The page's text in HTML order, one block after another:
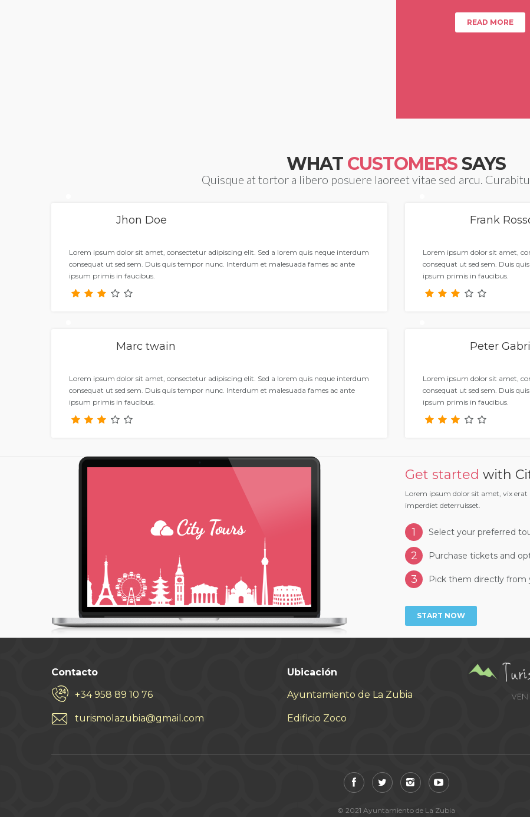
READ MORE
WHAT CUSTOMERSSAYS
Quisque at tortor a libero posuere laoreet vitae sed arcu.
Jhon Doe
Lorem ipsum dolor sit amet, consectetur adipiscing elit. Sed a lorem quis neque interdum
consequat ut sed sem. Duis quis tempor nunc. Interdum et malesuada fames ac ante
ipsum primis in faucibus.
Marc twain
Lorem ipsum dolor sit amet, consectetur adipiscing elit. Sed a lorem quis neque interdum
consequat ut sed sem. Duis quis tempor nunc. Interdum et malesuada fames ac ante
ipsum primis in faucibus.
Frank
Lorem ipsum dolor sit amet,
consequat ut sed sem. Duis
ipsum primis in faucibus.
Peter
Lorem ipsum dolor sit amet,
consequat ut sed sem. Duis
ipsum primis in faucibus.
Get started with
Lorem ipsum dolor sit amet, vix
imperdiet deterruisset.
1 Select your preferred
2 Purchase tickets and
3 Pick them directly from
START NOW
Contacto
+34 958 89 10 76
turismolazubia@gmail.com
Ubicación
Ayuntamiento de La Zubia
Edificio Zoco
© 2021 Ayuntamiento de La Zubia